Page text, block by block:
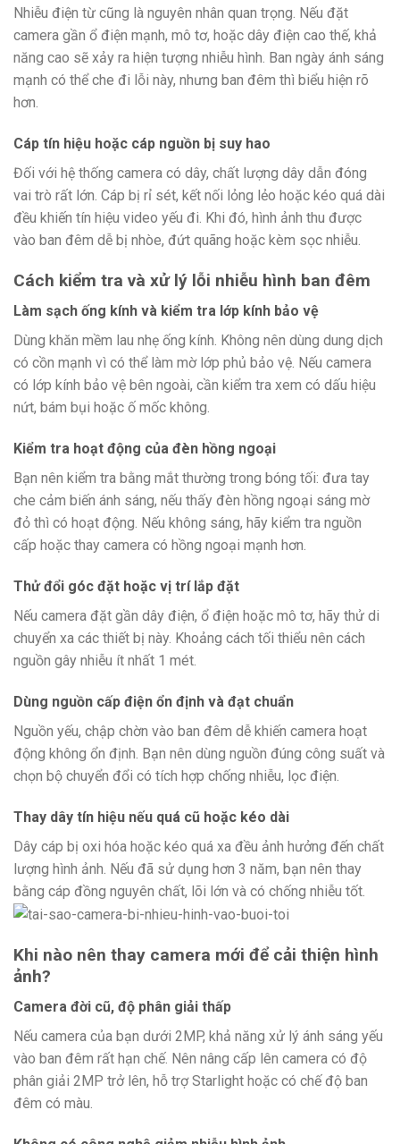
Nhiễu điện từ cũng là nguyên nhân quan trọng. Nếu đặt
camera gần ổ điện mạnh, mô tơ, hoặc dây điện cao thế, khả
năng cao sẽ xảy ra hiện tượng nhiễu hình. Ban ngày ánh sáng
mạnh có thể che đi lỗi này, nhưng ban đêm thì biểu hiện rõ
hơn.
Cáp tín hiệu hoặc cáp nguồn bị suy hao
Đối với hệ thống camera có dây, chất lượng dây dẫn đóng
vai trò rất lớn. Cáp bị rỉ sét, kết nối lỏng lẻo hoặc kéo quá dài
đều khiến tín hiệu video yếu đi. Khi đó, hình ảnh thu được
vào ban đêm dễ bị nhòe, đứt quãng hoặc kèm sọc nhiễu.
Cách kiểm tra và xử lý lỗi nhiễu hình ban đêm
Làm sạch ống kính và kiểm tra lớp kính bảo vệ
Dùng khăn mềm lau nhẹ ống kính. Không nên dùng dung dịch
có cồn mạnh vì có thể làm mờ lớp phủ bảo vệ. Nếu camera
có lớp kính bảo vệ bên ngoài, cần kiểm tra xem có dấu hiệu
nứt, bám bụi hoặc ố mốc không.
Kiểm tra hoạt động của đèn hồng ngoại
Bạn nên kiểm tra bằng mắt thường trong bóng tối: đưa tay
che cảm biến ánh sáng, nếu thấy đèn hồng ngoại sáng mờ
đỏ thì có hoạt động. Nếu không sáng, hãy kiểm tra nguồn
cấp hoặc thay camera có hồng ngoại mạnh hơn.
Thử đổi góc đặt hoặc vị trí lắp đặt
Nếu camera đặt gần dây điện, ổ điện hoặc mô tơ, hãy thử di
chuyển xa các thiết bị này. Khoảng cách tối thiểu nên cách
nguồn gây nhiễu ít nhất 1 mét.
Dùng nguồn cấp điện ổn định và đạt chuẩn
Nguồn yếu, chập chờn vào ban đêm dễ khiến camera hoạt
động không ổn định. Bạn nên dùng nguồn đúng công suất và
chọn bộ chuyển đổi có tích hợp chống nhiễu, lọc điện.
Thay dây tín hiệu nếu quá cũ hoặc kéo dài
Dây cáp bị oxi hóa hoặc kéo quá xa đều ảnh hưởng đến chất
lượng hình ảnh. Nếu đã sử dụng hơn 3 năm, bạn nên thay
bằng cáp đồng nguyên chất, lõi lớn và có chống nhiễu tốt.
Khi nào nên thay camera mới để cải thiện hình
ảnh?
Camera đời cũ, độ phân giải thấp
Nếu camera của bạn dưới 2MP, khả năng xử lý ánh sáng yếu
vào ban đêm rất hạn chế. Nên nâng cấp lên camera có độ
phân giải 2MP trở lên, hỗ trợ Starlight hoặc có chế độ ban
đêm có màu.